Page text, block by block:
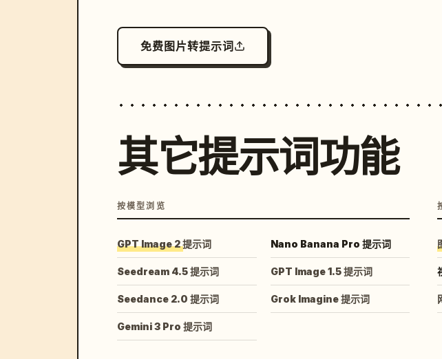
免费图片转提示词
其它提示词功能
按模型浏览
GPT Image 2 提示词 Nano Banana Pro 提示词
Seedream 4.5 提示词 GPT Image 1.5 提示词
Seedance 2.0 提示词 Grok Imagine 提示词
Gemini 3 Pro 提示词